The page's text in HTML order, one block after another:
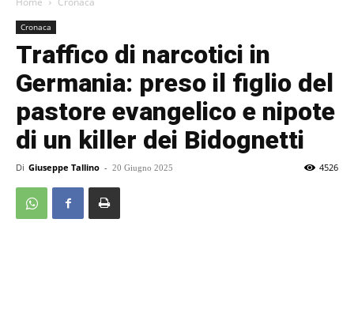
Cronaca
Traffico di narcotici in
Germania: preso il figlio del
pastore evangelico e nipote
di un killer dei Bidognetti
Di Giuseppe Tallino - 20 Giugno 2025 4526